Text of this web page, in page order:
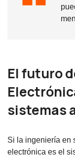
El futuro
sistemas
Si la ingeniería en
electrónica es el